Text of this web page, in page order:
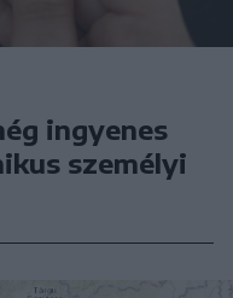
ingyenes
személyi